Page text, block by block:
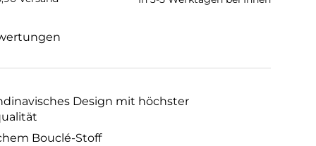
Design mit höchster
Bouclé-Stoff